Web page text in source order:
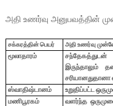
அதி உணர்வு அனுபவத்தின்
சக்கரத்தின் பெயர்
அதி உணர்வு
மூலாதாரம்
சந்தேகத்துடன்
இருந்தாலும்
ஸ்வாதிஷ்டானம்
உறுதிப்பட்ட
மணிபூரகம்
வளர்ந்த